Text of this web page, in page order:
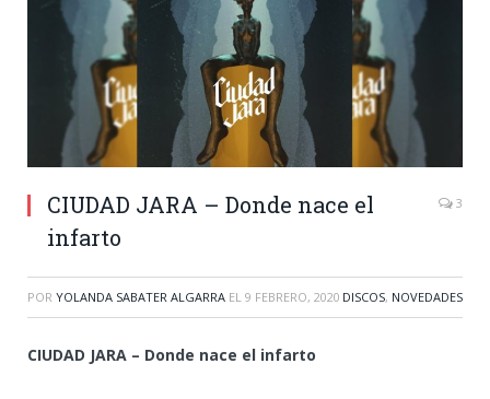
CIUDAD JARA – Donde nace el
infarto
3
POR YOLANDA SABATER ALGARRA EL 9 FEBRERO, 2020 DISCOS, NOVEDADES
CIUDAD JARA – Donde nace el infarto